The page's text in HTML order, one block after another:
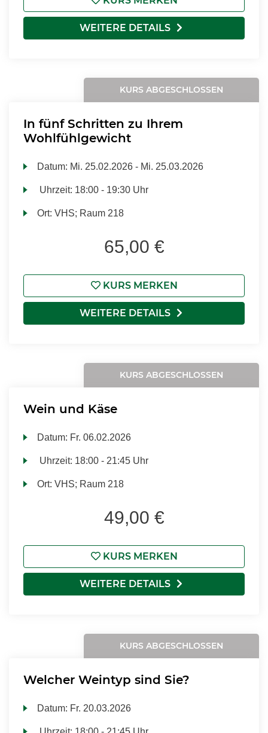
WEITERE DETAILS
KURS ABGESCHLOSSEN
In fünf Schritten zu Ihrem
Wohlfühlgewicht
Datum: Mi. 25.02.2026 - Mi. 25.03.2026
Uhrzeit: 18:00 - 19:30 Uhr
Ort:VHS; Raum 218
65,00 €
KURS MERKEN
WEITERE DETAILS
KURS ABGESCHLOSSEN
Wein und Käse
Datum: Fr. 06.02.2026
Uhrzeit: 18:00 - 21:45 Uhr
Ort:VHS; Raum 218
49,00 €
KURS MERKEN
WEITERE DETAILS
KURS ABGESCHLOSSEN
Welcher Weintyp sind Sie?
Datum: Fr. 20.03.2026